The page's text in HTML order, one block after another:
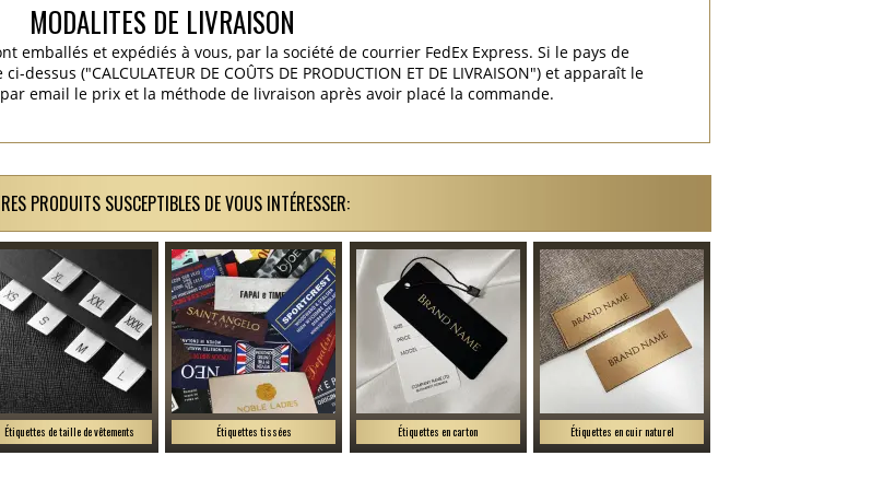
MODALITES DE LIVRAISON
emballés et expédiés à vous, par la société de courrier FedEx Express. Si le pays de
("CALCULATEUR DE COÛTS DE PRODUCTION ET DE LIVRAISON") et apparaît le
email le prix et la méthode de livraison après avoir placé la commande.
PRODUITS SUSCEPTIBLES DE VOUS INTÉRESSER:
Étiquettes de taille de vêtements Étiquettes tissées Étiquettes en carton Étiquettes en cuir naturel